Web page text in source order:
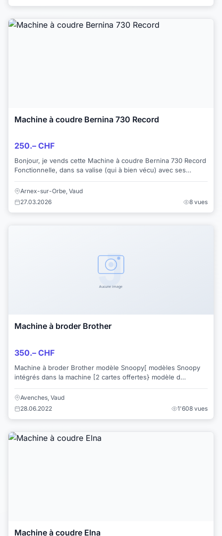
Machine à coudre Bernina 730 Record
250.– CHF
Bonjour, je vends cette Machine à coudre Bernina 730 Record
Fonctionnelle, dans sa valise (qui à bien vécu) avec ses
accessoires, son mode d'emplo...
Arnex-sur-Orbe, Vaud
27.03.2026
8 vues
Machine à broder Brother
350.– CHF
Machine à broder Brother modèle Snoopy[ modèles Snoopy
intégrés dans la machine [2 cartes offertes} modèle d
Avenches, Vaud
28.06.2022
1'608 vues
Machine à coudre Elna